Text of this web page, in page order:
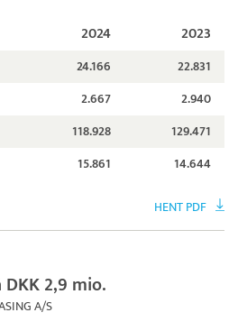
2024 2023
24.166
22.831
2.667
2.940
118.928
129.471
15.861 14.644
HENT PDF
2,9 mio.
A/S